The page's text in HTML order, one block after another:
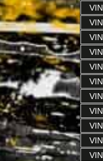
VIN
VIN
VIN
VIN
VIN
VIN
VIN
VIN
VIN
VIN
VIN